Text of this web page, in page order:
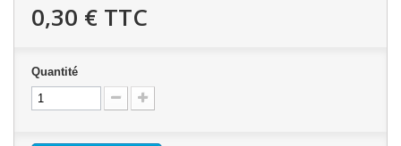
0,30 € TTC
Quantité